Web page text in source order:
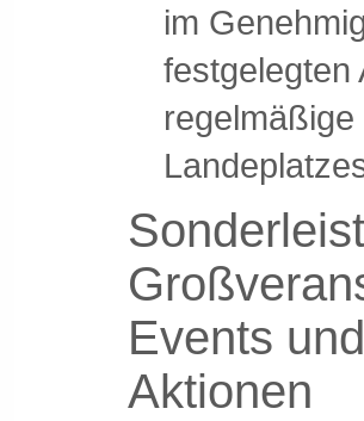
im
festgelegten
Events
Aktionen